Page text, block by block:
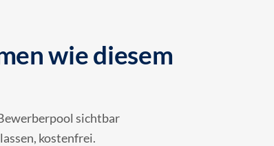
wie diesem
sichtbar
kostenfrei.